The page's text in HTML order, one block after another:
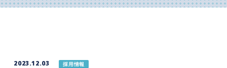
2023.12.03 採用情報